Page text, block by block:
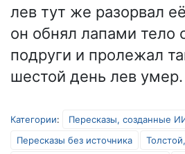
лев тут же разорвал
он обнял лапами тело
подруги и пролежал
шестой день лев умер.
Категории:
Пересказы, созданные
Пересказы без источника